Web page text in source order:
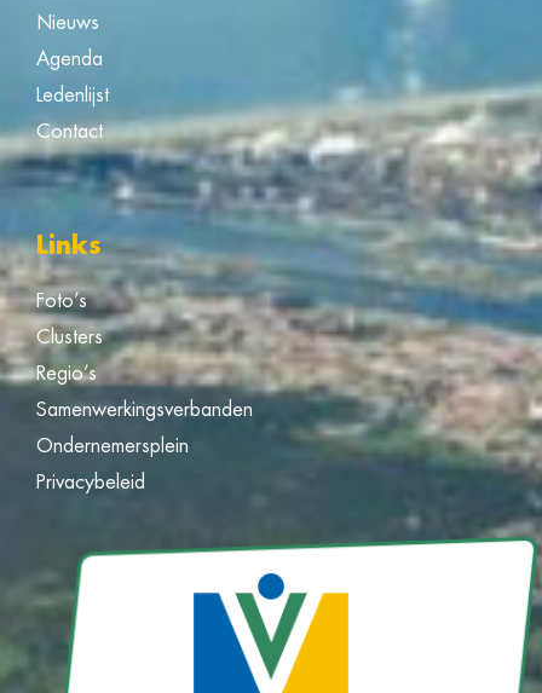
Nieuws
Agenda
Ledenlijst
Contact
Links
Foto’s
Clusters
Regio’s
Samenwerkingsverbanden
Ondernemersplein
Privacybeleid